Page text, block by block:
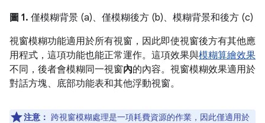
圖 1. 僅模糊背景 (a)、僅模糊後方 (b)、模糊背景和後方 (c)
視窗模糊功能適用於所有視窗，因此即使視窗後方有其他應
用程式，這項功能也能正常運作。這項效果與模糊算繪效果
不同，後者會模糊同一視窗內的內容。視窗模糊效果適用於
對話方塊、底部功能表和其他浮動視窗。
注意： 跨視窗模糊處理是一項耗費資源的作業，因此僅適用於